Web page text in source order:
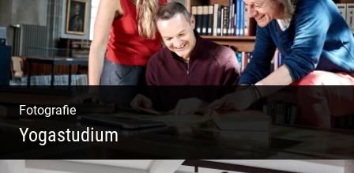
Fotografie
Yogastudium